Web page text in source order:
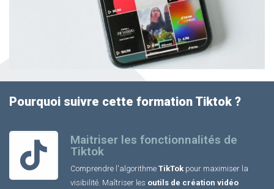
Pourquoi suivre cette formation Tiktok ?
Maitriser les fonctionnalités de
Tiktok
Comprendre l'algorithme TikTok pour maximiser la
visibilité. Maîtriser les outils de création vidéo